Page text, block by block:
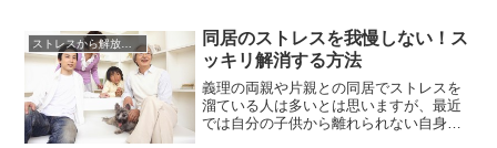
合には、顔を合わす頻度も多く、避けて
通ることができないものです。しかし、
どうせ避けることができない存在なので
あれば、お互い嫌い合って棘のある...
ストレスから解放させる方法
同居のストレスを我慢しない！ス
ッキリ解消する方法
義理の両親や片親との同居でストレスを
溜ている人は多いとは思いますが、最近
では自分の子供から離れられない自身の